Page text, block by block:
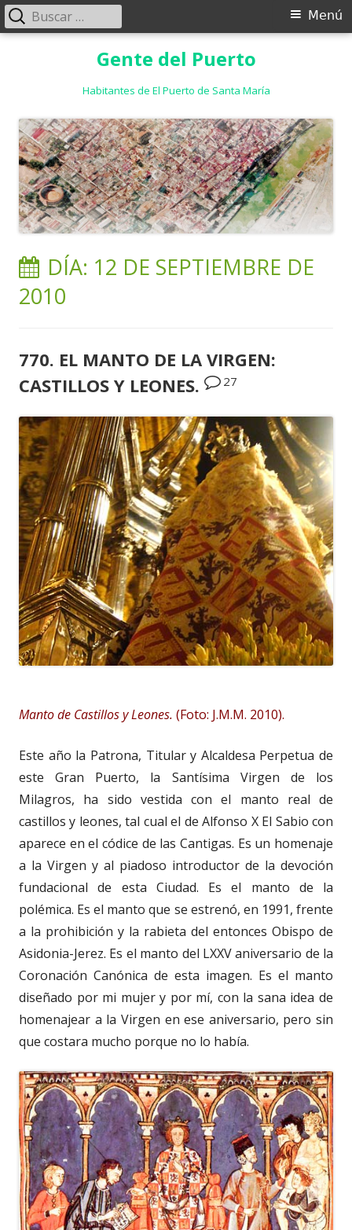
Gente del Puerto
Habitantes de El Puerto de Santa María
Menú
Menú
Buscar:
DÍA: 12 DE SEPTIEMBRE DE
2010
770. EL MANTO DE LA VIRGEN:
CASTILLOS Y LEONES.
27
Manto de Castillos y Leones. (Foto: J.M.M. 2010).
Este año la Patrona, Titular y Alcaldesa Perpetua de
este Gran Puerto, la Santísima Virgen de los
Milagros, ha sido vestida con el manto real de
castillos y leones, tal cual el de Alfonso X El Sabio con
aparece en el códice de las Cantigas. Es un homenaje
a la Virgen y al piadoso introductor de la devoción
fundacional de esta Ciudad. Es el manto de la
polémica. Es el manto que se estrenó, en 1991, frente
a la prohibición y la rabieta del entonces Obispo de
Asidonia-Jerez. Es el manto del LXXV aniversario de la
Coronación Canónica de esta imagen. Es el manto
diseñado por mi mujer y por mí, con la sana idea de
homenajear a la Virgen en ese aniversario, pero sin
que costara mucho porque no lo había.